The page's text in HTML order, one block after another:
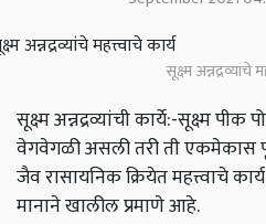
सूक्ष्म अन्नद्रव्यांचे
सूक्ष्म अन्नद्रव्यांची कार्ये:-सूक्ष्म पीक
वेगवेगळी असली तरी ती एकमेकास
जैव रासायनिक क्रियेत महत्त्वाचे
मानाने खालील प्रमाणे आहे.